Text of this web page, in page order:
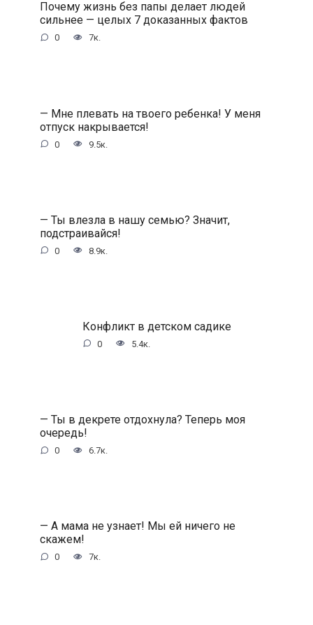
Почему жизнь без папы делает людей
сильнее — целых 7 доказанных фактов
0 7к.
— Мне плевать на твоего ребенка! У меня
отпуск накрывается!
0 9.5к.
— Ты влезла в нашу семью? Значит,
подстраивайся!
0 8.9к.
Конфликт в детском садике
0 5.4к.
— Ты в декрете отдохнула? Теперь моя
очередь!
0 6.7к.
— А мама не узнает! Мы ей ничего не
скажем!
0 7к.